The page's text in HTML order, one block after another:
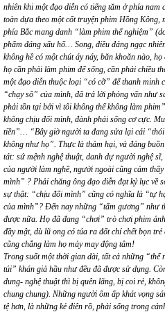
nhiên khi một đạo diễn có tiếng tăm ở phía
toàn dựa theo một cốt truyện phim Hồng Kông,
phía Bắc mang danh “làm phim thể nghiệm”
phẩm đáng xấu hổ… Song, điều đáng ngạc
không hề có một chút áy náy, băn khoăn nào,
họ cần phải làm phim để sống, cần phải chiều
một đạo diễn thuộc loại “có cỡ” để thanh minh
“chạy sô” của mình, đã trả lời phỏng vấn như
phải tồn tại bởi vì tôi không thể không làm
không chịu đổi mình, đành phải sống cơ cực.
tiền”… “Bây giờ người ta đang sửa lại cái “thói
không như họ”. Thực là thảm hại, và đáng
tát: sứ mệnh nghệ thuật, danh dự người nghệ
của người làm nghề, người ngoài cũng cảm
mình” ? Phải chăng ông đạo diễn đạt kỷ lục
sự thật: “chịu đổi mình” cũng có nghĩa là “tự
của mình”? Đến nay những “tấm gương” như
được nữa. Họ đã đang “chơi” trò chơi phim
đầy mật, dù lũ ong có túa ra đốt chí chết bọn
cũng chẳng làm họ mảy may động tâm!
Trong suốt một thời gian dài, tất cả những “thể
túi” khán giả hầu như đều đã được sử dụng.
dung- nghệ thuật thì bị quên lãng, bị coi rẻ,
chung chung). Những người ôm ấp khát vọng
tệ hơn, là những kẻ điên rồ, phải sống trong